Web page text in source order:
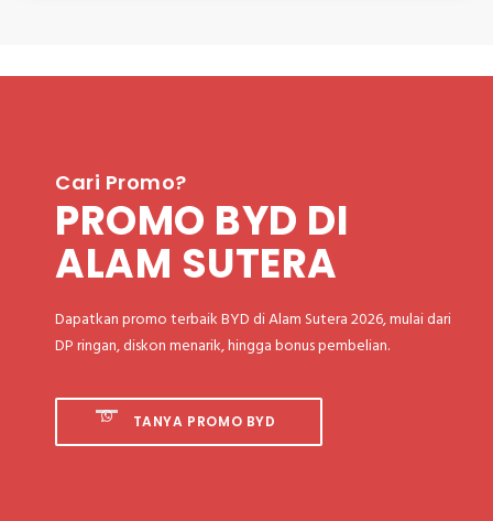
Cari Promo?
PROMO BYD DI
ALAM SUTERA
Dapatkan promo terbaik BYD di Alam Sutera 2026, mulai dari
DP ringan, diskon menarik, hingga bonus pembelian.
TANYA PROMO BYD